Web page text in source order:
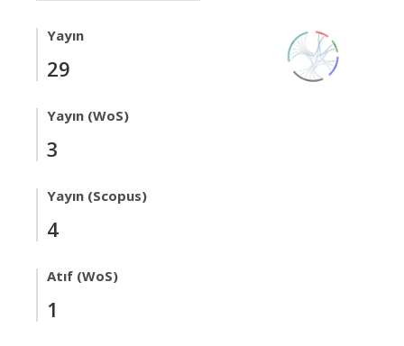
Yayın
29
Yayın (WoS)
3
Yayın (Scopus)
4
Atıf (WoS)
1